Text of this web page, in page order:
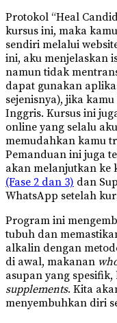
Protokol “Heal
kursus ini, maka
sendiri melalui
ini, aku menjelaskan
namun tidak
dapat gunakan
sejenisnya), jika
Inggris. Kursus ini
online yang selalu
memudahkan kamu
Pemanduan ini juga
akan melanjutkan ke
(Fase 2 dan 3) dan
WhatsApp setelah
Program ini
tubuh dan
alkalin dengan
di awal, makanan
asupan yang
supplements. Kita
menyembuhkan diri